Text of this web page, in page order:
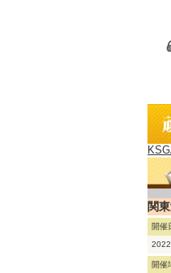
関
開催
開催